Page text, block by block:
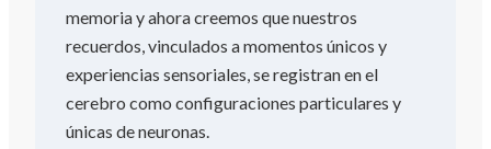
memoria y ahora creemos que nuestros
recuerdos, vinculados a momentos únicos y
experiencias sensoriales, se registran en el
cerebro como configuraciones particulares y
únicas de neuronas.